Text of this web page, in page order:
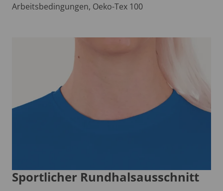
Arbeitsbedingungen, Oeko-Tex 100
Sportlicher Rundhalsausschnitt